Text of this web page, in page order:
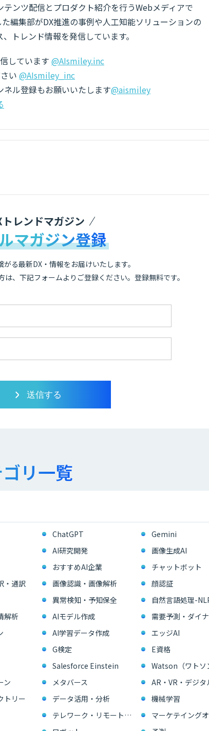
テンツ配信とプロダクト紹介を行うWebメディアで
編集部がDX推進の事例や人工知能ソリューションの
トレンド情報を発信しています。
しています @AIsmiley.inc
い @AIsmiley_inc
ネル登録もお願いいたします@aismiley
トレンドマガジン
マガジン登録
る最新DX・情報をお届けいたします。
、下記フォームよりご登録ください。登録無料です。
リ一覧
ChatGPT
Gemini
AI研究開発
画像生成AI
おすすめAI企業
チャットボット
・通訳 画像認識・画像解析
顔認証
異常検知・予知保全
自然言語処理-
解析 AIモデル作成
AI学習データ作成
エッジAI
G検定
E資格
Salesforce Einstein
Watson（ワトソ
ン メタバース
トリー データ活用・分析
機械学習
テレワーク・リモートワーク